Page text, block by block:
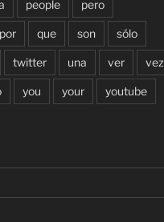
people pero
que son sólo
twitter una ver vez
you your youtube